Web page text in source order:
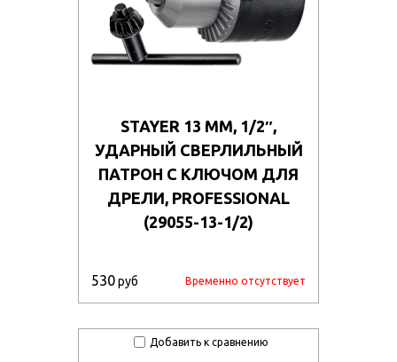
STAYER 13 ММ, 1/2″,
УДАРНЫЙ СВЕРЛИЛЬНЫЙ
ПАТРОН С КЛЮЧОМ ДЛЯ
ДРЕЛИ, PROFESSIONAL
(29055-13-1/2)
530руб Временно отсутствует
Добавить к сравнению